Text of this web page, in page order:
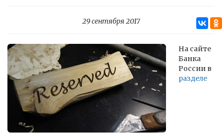
29 сентября 2017
На сайте
Банка
России в
разделе